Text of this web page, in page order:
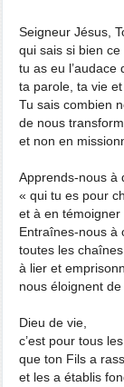
Seigneur Jésus,
qui sais si bien ce
tu as eu l’audace
ta parole, ta vie
Tu sais combien
de nous
et non en
Apprends-nous à
« qui tu es pour
et à en témoigner
Entraînes-nous à
toutes les
à lier et
nous éloignent
Dieu de vie,
c’est pour tous
que ton Fils a
et les a établis